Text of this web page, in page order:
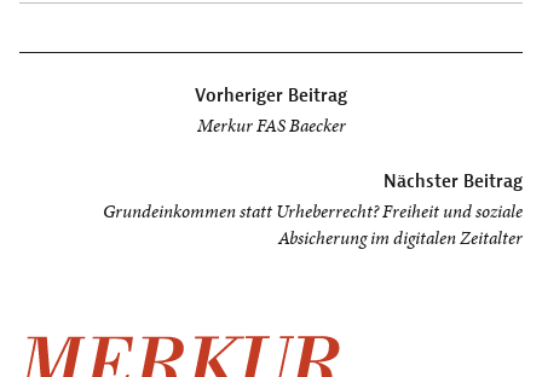
Vorheriger Beitrag
Merkur FAS Baecker
Nächster Beitrag
Grundeinkommen statt Urheberrecht? Freiheit und soziale
Absicherung im digitalen Zeitalter